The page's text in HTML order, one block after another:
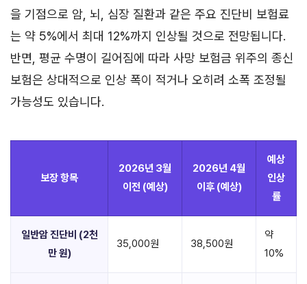
을 기점으로 암, 뇌, 심장 질환과 같은 주요 진단비 보험료
는 약 5%에서 최대 12%까지 인상될 것으로 전망됩니다.
반면, 평균 수명이 길어짐에 따라 사망 보험금 위주의 종신
보험은 상대적으로 인상 폭이 적거나 오히려 소폭 조정될
가능성도 있습니다.
보장 항목
2026년 3월
이전 (예상)
2026년 4월
이후 (예상)
예상
인상
률
일반암 진단비 (2천
만 원)
35,000원 38,500원
약
10%